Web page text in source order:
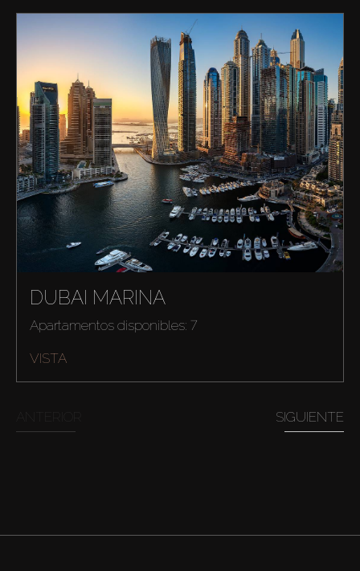
DUBAI MARINA
Apartamentos disponibles: 7
VISTA
SIGUIENTE